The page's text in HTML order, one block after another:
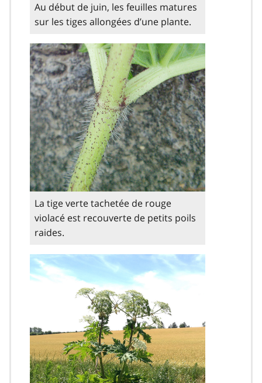
Au début de juin, les feuilles matures
sur les tiges allongées d’une plante.
La tige verte tachetée de rouge
violacé est recouverte de petits poils
raides.